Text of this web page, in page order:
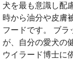
犬を最も意識し配
時から油分や皮膚
フードです。 ブラ
が、自分の愛犬の
ウイラード博士に